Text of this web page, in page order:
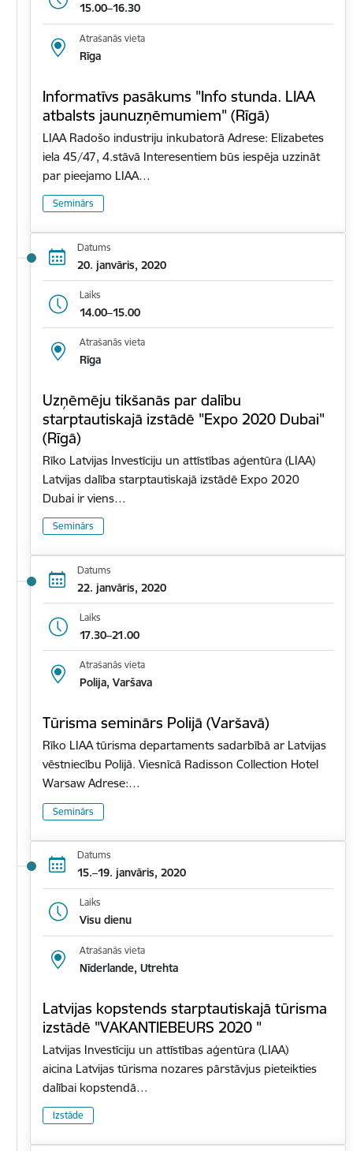
15.00–16.30
Atrašanās vieta
Rīga
Informatīvs pasākums "Info stunda. LIAA
atbalsts jaunuzņēmumiem" (Rīgā)
LIAA Radošo industriju inkubatorā Adrese: Elizabetes
iela 45/47, 4.stāvā Interesentiem būs iespēja uzzināt
par pieejamo LIAA…
Seminārs
Datums
20. janvāris, 2020
Laiks
14.00–15.00
Atrašanās vieta
Rīga
Uzņēmēju tikšanās par dalību
starptautiskajā izstādē "Expo 2020 Dubai"
(Rīgā)
Rīko Latvijas Investīciju un attīstības aģentūra (LIAA)
Latvijas dalība starptautiskajā izstādē Expo 2020
Dubai ir viens…
Seminārs
Datums
22. janvāris, 2020
Laiks
17.30–21.00
Atrašanās vieta
Polija, Varšava
Tūrisma seminārs Polijā (Varšavā)
Rīko LIAA tūrisma departaments sadarbībā ar Latvijas
vēstniecību Polijā. Viesnīcā Radisson Collection Hotel
Warsaw Adrese:…
Seminārs
Datums
15.–19. janvāris, 2020
Laiks
Visu dienu
Atrašanās vieta
Nīderlande, Utrehta
Latvijas kopstends starptautiskajā tūrisma
izstādē "VAKANTIEBEURS 2020 "
Latvijas Investīciju un attīstības aģentūra (LIAA)
aicina Latvijas tūrisma nozares pārstāvjus pieteikties
dalībai kopstendā…
Izstāde